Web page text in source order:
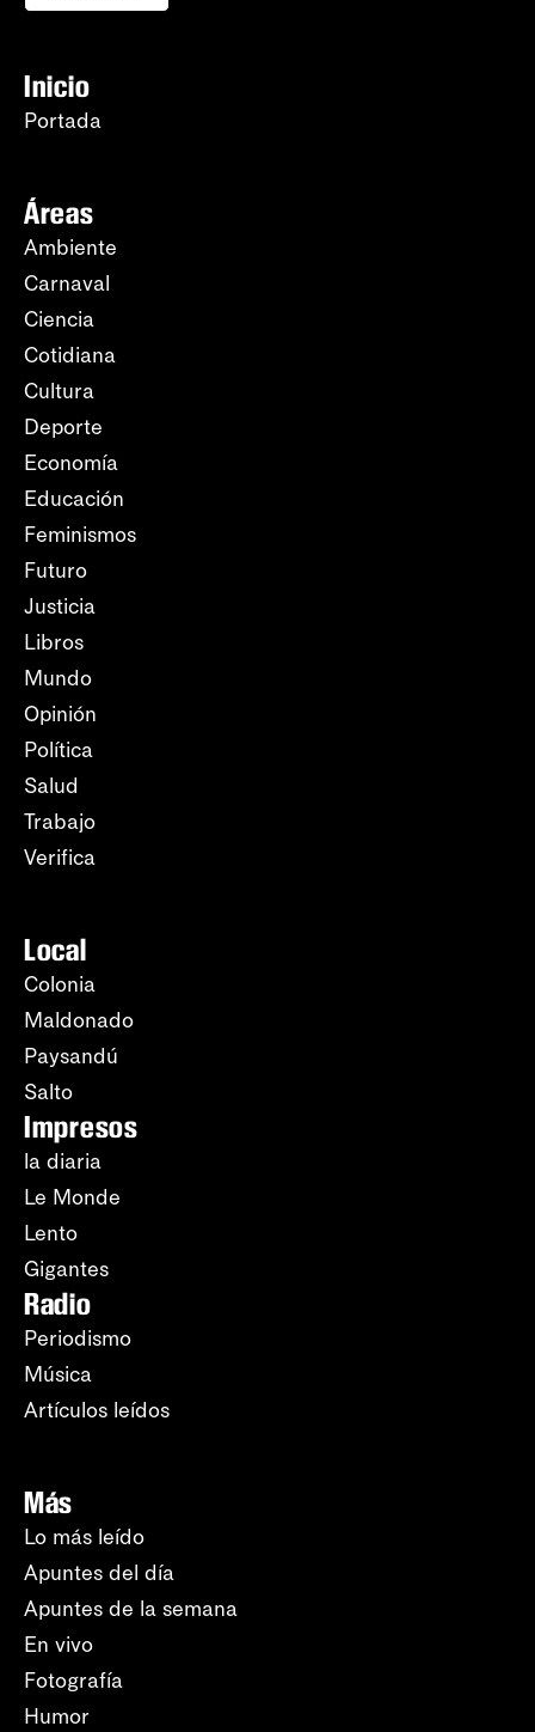
Inicio
Portada
Áreas
Ambiente
Carnaval
Ciencia
Cotidiana
Cultura
Deporte
Economía
Educación
Feminismos
Futuro
Justicia
Libros
Mundo
Opinión
Política
Salud
Trabajo
Verifica
Local
Colonia
Maldonado
Paysandú
Salto
Impresos
la diaria
Le Monde
Lento
Gigantes
Radio
Periodismo
Música
Artículos leídos
Más
Lo más leído
Apuntes del día
Apuntes de la semana
En vivo
Fotografía
Humor